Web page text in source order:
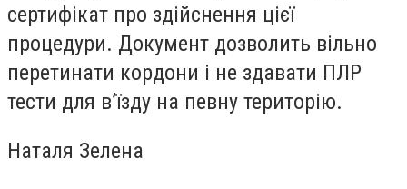
сертифікат про здійснення цієї
процедури. Документ дозволить вільно
перетинати кордони і не здавати ПЛР
тести для в’їзду на певну територію.
Наталя Зелена